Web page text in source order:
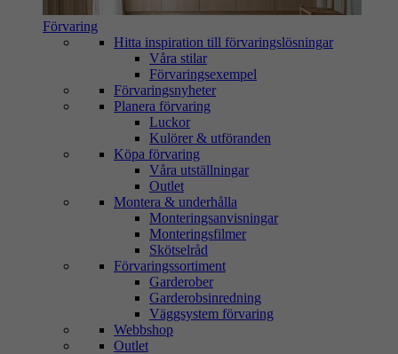
Förvaring
Hitta inspiration till förvaringslösningar
Våra stilar
Förvaringsexempel
Förvaringsnyheter
Planera förvaring
Luckor
Kulörer & utföranden
Köpa förvaring
Våra utställningar
Outlet
Montera & underhålla
Monteringsanvisningar
Monteringsfilmer
Skötselråd
Förvaringssortiment
Garderober
Garderobsinredning
Väggsystem förvaring
Webbshop
Outlet